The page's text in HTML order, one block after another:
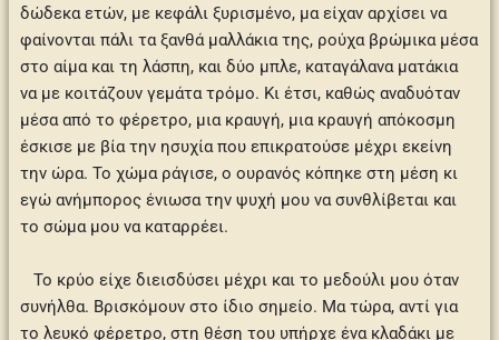
δώδεκα ετών, με κεφάλι ξυρισμένο, μα είχαν αρχίσει να
φαίνονται πάλι τα ξανθά μαλλάκια της, ρούχα βρώμικα μέσα
στο αίμα και τη λάσπη, και δύο μπλε, καταγάλανα ματάκια
να με κοιτάζουν γεμάτα τρόμο. Κι έτσι, καθώς αναδυόταν
μέσα από το φέρετρο, μια κραυγή, μια κραυγή απόκοσμη
έσκισε με βία την ησυχία που επικρατούσε μέχρι εκείνη
την ώρα. Το χώμα ράγισε, ο ουρανός κόπηκε στη μέση κι
εγώ ανήμπορος ένιωσα την ψυχή μου να συνθλίβεται και
το σώμα μου να καταρρέει.
Το κρύο είχε διεισδύσει μέχρι και το μεδούλι μου όταν
συνήλθα. Βρισκόμουν στο ίδιο σημείο. Μα τώρα, αντί για
το λευκό φέρετρο, στη θέση του υπήρχε ένα κλαδάκι με